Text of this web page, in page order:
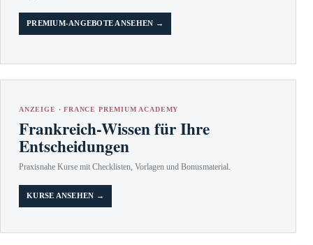
PREMIUM-ANGEBOTE ANSEHEN →
ANZEIGE · FRANCE PREMIUM ACADEMY
Frankreich-Wissen für Ihre
Entscheidungen
Praxisnahe Kurse mit Checklisten, Vorlagen und Bonusmaterial.
KURSE ANSEHEN →